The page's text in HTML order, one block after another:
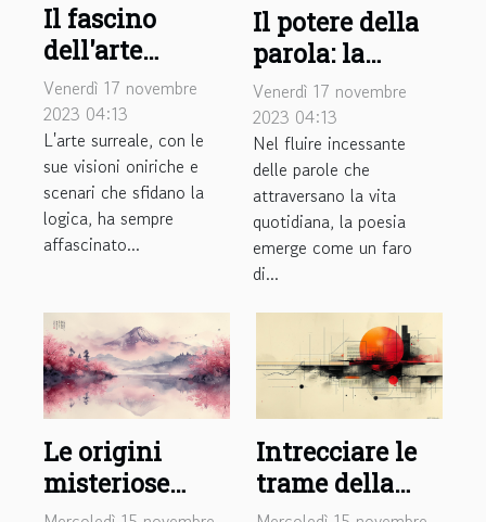
Il fascino
dell'arte
surreale nella
letteratura
moderna
Venerdì 17 novembre
2023 04:13
L'arte surreale, con le
sue visioni oniriche e
scenari che sfidano la
logica, ha sempre
affascinato...
Il potere della
parola: la
poesia
contemporanea
italiana
Venerdì 17 novembre
2023 04:13
Nel fluire incessante
delle parole che
attraversano la vita
quotidiana, la poesia
emerge come un faro
di...
Le origini
misteriose
della poesia
Intrecciare le
trame della
poesia ultra